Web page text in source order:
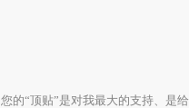
您的“顶贴”是对我最大的支持、是